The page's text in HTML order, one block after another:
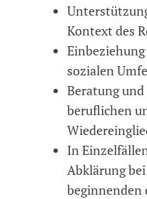
Kontext des
sozialen
Beratung
beruflichen
In
Abklärung
beginnenden